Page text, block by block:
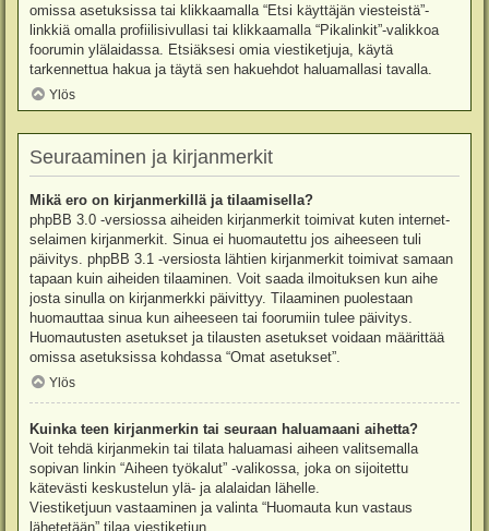
omissa asetuksissa tai klikkaamalla “Etsi käyttäjän viesteistä”-
linkkiä omalla profiilisivullasi tai klikkaamalla “Pikalinkit”-valikkoa
foorumin ylälaidassa. Etsiäksesi omia viestiketjuja, käytä
tarkennettua hakua ja täytä sen hakuehdot haluamallasi tavalla.
Ylös
Seuraaminen ja kirjanmerkit
Mikä ero on kirjanmerkillä ja tilaamisella?
phpBB 3.0 -versiossa aiheiden kirjanmerkit toimivat kuten internet-
selaimen kirjanmerkit. Sinua ei huomautettu jos aiheeseen tuli
päivitys. phpBB 3.1 -versiosta lähtien kirjanmerkit toimivat samaan
tapaan kuin aiheiden tilaaminen. Voit saada ilmoituksen kun aihe
josta sinulla on kirjanmerkki päivittyy. Tilaaminen puolestaan
huomauttaa sinua kun aiheeseen tai foorumiin tulee päivitys.
Huomautusten asetukset ja tilausten asetukset voidaan määrittää
omissa asetuksissa kohdassa “Omat asetukset”.
Ylös
Kuinka teen kirjanmerkin tai seuraan haluamaani aihetta?
Voit tehdä kirjanmekin tai tilata haluamasi aiheen valitsemalla
sopivan linkin “Aiheen työkalut” -valikossa, joka on sijoitettu
kätevästi keskustelun ylä- ja alalaidan lähelle.
Viestiketjuun vastaaminen ja valinta “Huomauta kun vastaus
lähetetään” tilaa viestiketjun.